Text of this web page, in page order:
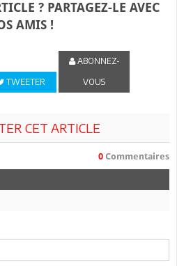
? PARTAGEZ-LE AVEC
AMIS !
TWEETER
ABONNEZ-
VOUS
CET ARTICLE
0 Commentaires